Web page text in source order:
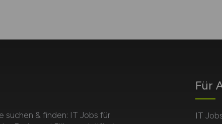
suchen & finden: IT Jobs für
Für
IT